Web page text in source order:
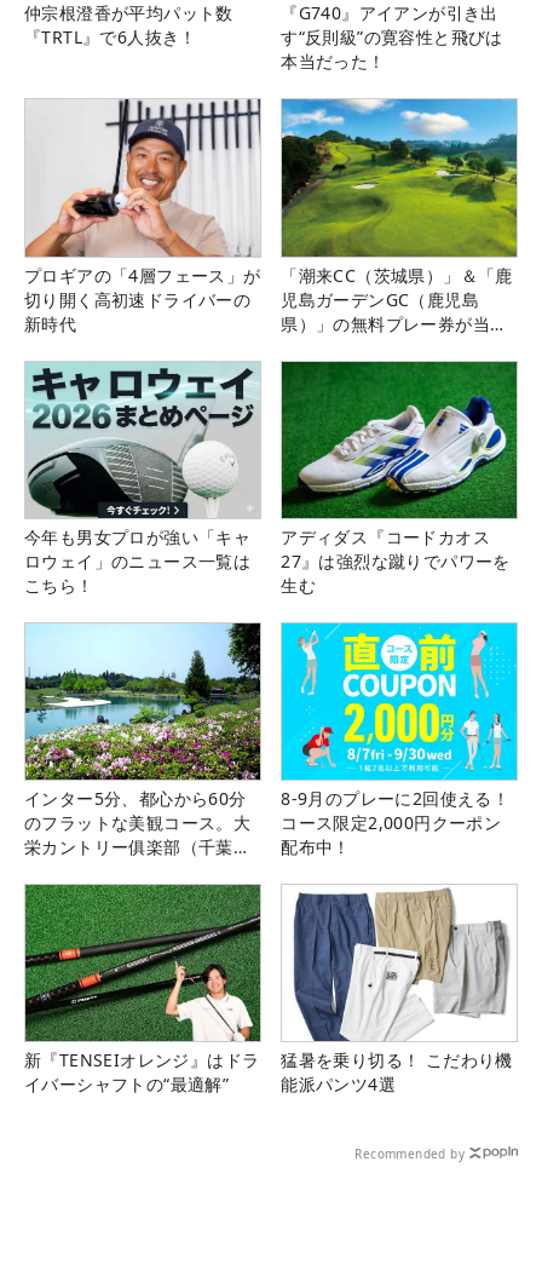
仲宗根澄香が平均パット数
『TRTL』で6人抜き！
『G740』アイアンが引き出
す“反則級”の寛容性と飛びは
本当だった！
プロギアの「4層フェース」が
切り開く高初速ドライバーの
新時代
「潮来CC（茨城県）」＆「鹿
児島ガーデンGC（鹿児島
県）」の無料プレー券が当た
今年も男女プロが強い「キャ
ロウェイ」のニュース一覧は
こちら！
アディダス『コードカオス
27』は強烈な蹴りでパワーを
生む
インター5分、都心から60分
のフラットな美観コース。大
栄カントリー俱楽部（千葉
8-9月のプレーに2回使える！
コース限定2,000円クーポン
配布中！
新『TENSEIオレンジ』はドラ
イバーシャフトの“最適解”
猛暑を乗り切る！ こだわり機
能派パンツ4選
Recommended by